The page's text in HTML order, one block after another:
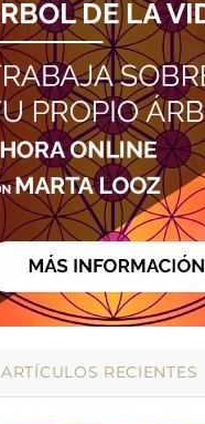
ARTÍCULOS RECIENTES